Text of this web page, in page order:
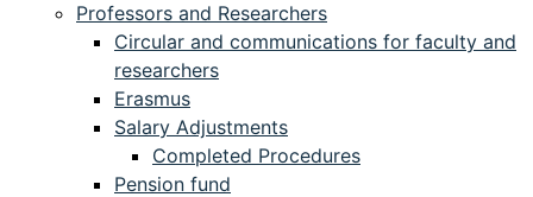
Professors and Researchers
Circular and communications for faculty and
researchers
Erasmus
Salary Adjustments
Completed Procedures
Pension fund